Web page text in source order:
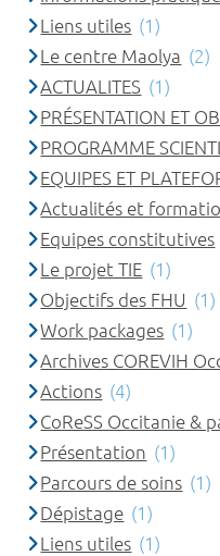
Liens utiles (1)
Le centre Maolya (2)
ACTUALITES (1)
PRÉSENTATION ET
PROGRAMME
EQUIPES ET
Actualités et
Equipes constitutives
Le projet TIE (1)
Objectifs des FHU (1)
Work packages (1)
Archives COREVIH
Actions (4)
CoReSS Occitanie &
Présentation (1)
Parcours de soins (1)
Dépistage (1)
Liens utiles (1)